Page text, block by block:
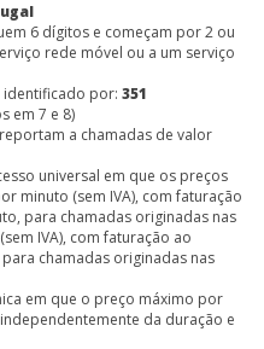
6 dígitos e começam por 2 ou
rede móvel ou a um serviço
identificado por: 351
em 7 e 8)
a chamadas de valor
universal em que os preços
minuto (sem IVA), com faturação
para chamadas originadas nas
IVA), com faturação ao
chamadas originadas nas
em que o preço máximo por
da duração e